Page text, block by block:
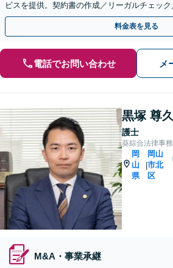
ビスを提供。契約書の作成／リーガルチェッ
的財産等、お任せください【他士業連携可能】
料金表を見る
電話でお問い合わせ メ
黒塚 尊久
護士
葵綜合法律事
岡
山
県
|
岡山
市北
区
M&A・事業承継